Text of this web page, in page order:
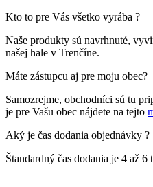
Kto to pre Vás všetko vyrába ?
Naše produkty sú navrhnuté,
našej hale v Trenčíne.
Máte zástupcu aj pre moju obec?
Samozrejme, obchodníci sú tu
je pre Vašu obec nájdete na tejto
Aký je čas dodania objednávky ?
Štandardný čas dodania je 4 až